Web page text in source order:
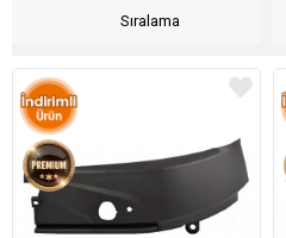
Sıralama